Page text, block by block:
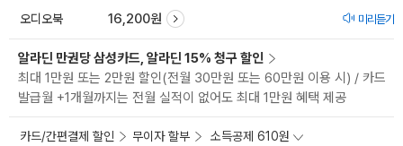
오디오북 16,200원 미리듣기
알라딘 만권당 삼성카드, 알라딘 15% 청구 할인
최대 1만원 또는 2만원 할인(전월 30만원 또는 60만원 이용 시) / 카드
발급월 +1개월까지는 전월 실적이 없어도 최대 1만원 혜택 제공
카드/간편결제 할인 무이자 할부 소득공제 610원